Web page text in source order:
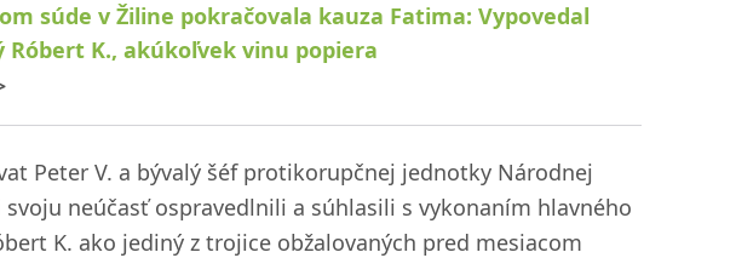
súde v Žiline pokračovala kauza Fatima: Vypovedal
Róbert K., akúkoľvek vinu popiera
Peter V. a bývalý šéf protikorupčnej jednotky Národnej
neúčasť ospravedlnili a súhlasili s vykonaním hlavného
K. ako jediný z trojice obžalovaných pred mesiacom